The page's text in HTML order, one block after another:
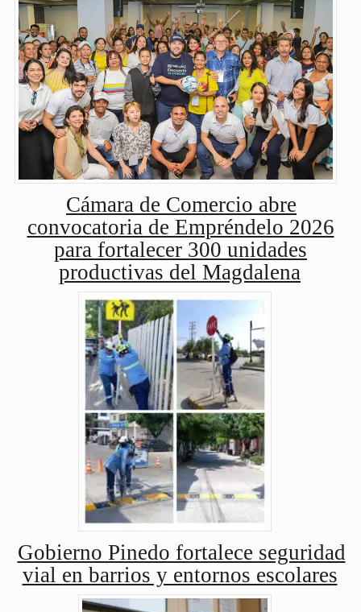
Cámara de Comercio abre
convocatoria de Empréndelo 2026
para fortalecer 300 unidades
productivas del Magdalena
Gobierno Pinedo fortalece seguridad
vial en barrios y entornos escolares